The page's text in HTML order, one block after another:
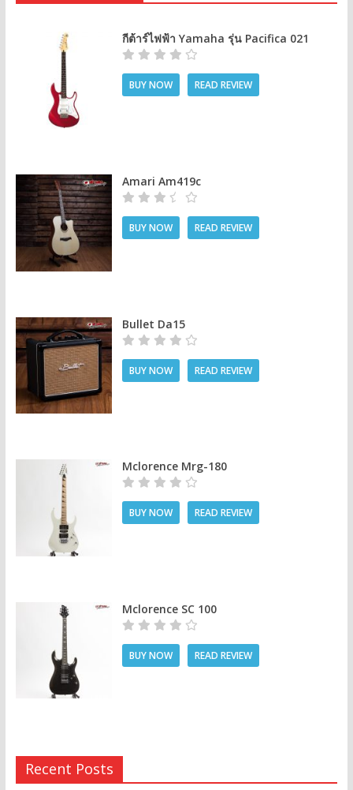
กีต้าร์ไฟฟ้า Yamaha รุ่น Pacifica 021
BUY NOW READ REVIEW
Amari Am419c
BUY NOW READ REVIEW
Bullet Da15
BUY NOW READ REVIEW
Mclorence Mrg-180
BUY NOW READ REVIEW
Mclorence SC 100
BUY NOW READ REVIEW
Recent Posts